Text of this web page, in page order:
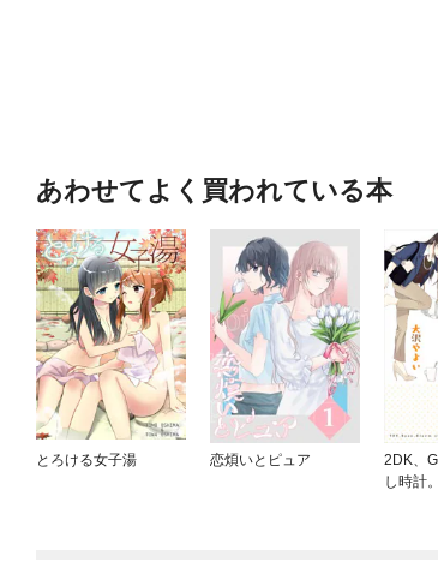
あわせてよく買われている本
とろける女子湯 恋煩いとピュア
2DK、
し時計。